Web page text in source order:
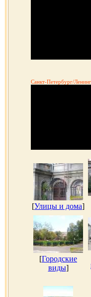
Санкт-Петербург/
[Улицы и дома]
[Городские
виды]